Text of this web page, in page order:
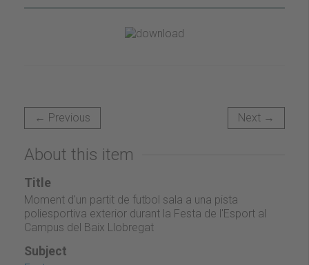
← Previous Next →
About this item
Title
Moment d'un partit de futbol sala a una pista
poliesportiva exterior durant la Festa de l'Esport al
Campus del Baix Llobregat
Subject